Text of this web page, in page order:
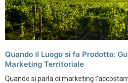
Quando il Luogo si fa Prodotto:
Marketing Territoriale
Quando si parla di marketing